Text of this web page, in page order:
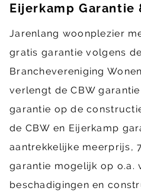
Eijerkamp Garantie
Jarenlang woonplezier
gratis garantie volgens
Branchevereniging
verlengt de CBW
garantie op de
de CBW en Eijerkamp
aantrekkelijke meerprijs,
garantie mogelijk op o.a.
beschadigingen en